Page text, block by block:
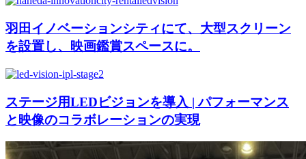
羽田イノベーションシティにて、大型スクリーン
を設置し、映画鑑賞スペースに。
ステージ用LEDビジョンを導入 | パフォーマンス
と映像のコラボレーションの実現